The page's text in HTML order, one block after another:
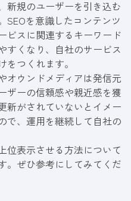
新規のユーザーを引き込む
SEOを意識したコンテンツ
ビスに関連するキーワード
すくなり、自社のサービス
つくれます。
オウンドメディアは発信元
ザーの信頼感や親近感を獲
新がされていないとイメー
で、運用を継続して自社の
位表示させる方法について
。ぜひ参考にしてみてくだ